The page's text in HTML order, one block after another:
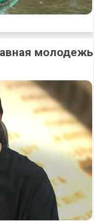
молодежь